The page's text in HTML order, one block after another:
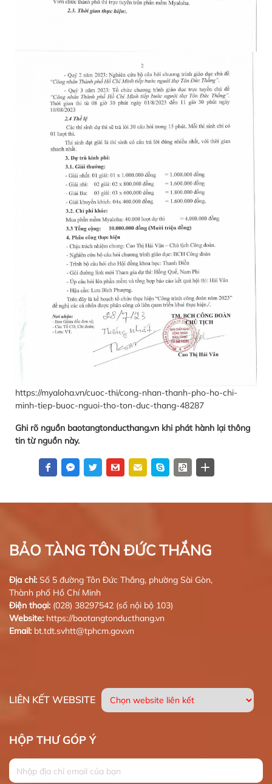
https://myaloha.vn/cuoc-thi/cong-nhan-thanh-pho-ho-chi-
minh-tiep-buoc-nguoi-tho-ton-duc-thang-48287
Ghi rõ nguồn baotangtonducthang.vn khi phát hành lại thông
tin từ nguồn này.
BẢO TÀNG TÔN ĐỨC THẮNG
Địa chỉ: Số 5 đường Tôn Đức Thắng, phường Sài Gòn,
Thành phố Hồ Chí Minh
Điện thoại: (028) 38297542 (số nội bộ 103)
Website: https://baotangtonducthang.vn
Email: bt.tdt.svhtt@tphcm.gov.vn
LIÊN KẾT WEBSITE
HỘP THƯ GÓP Ý